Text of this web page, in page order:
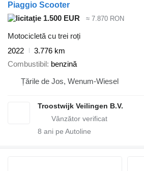
Piaggio Scooter
1.500 EUR
≈ 7.870 RON
Motocicletă cu trei roți
2022
3.776 km
Combustibil benzină
Țările de Jos, Wenum-Wiesel
Troostwijk Veilingen B.V.
8 ani pe Autoline